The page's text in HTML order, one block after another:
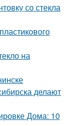
со стекла
на
делают
Дома: 10